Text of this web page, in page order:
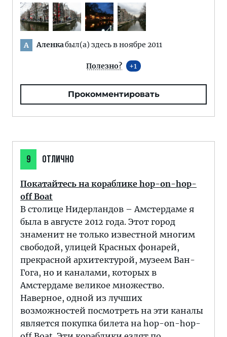
А Аленкабыл(а) здесь в ноябре 2011
Полезно? 1
Прокомментировать
9 ОТЛИЧНО
Покатайтесь на кораблике hop-on-hop-
off Boat
В столице Нидерландов – Амстердаме я
была в августе 2012 года. Этот город
знаменит не только известной многим
свободой, улицей Красных фонарей,
прекрасной архитектурой, музеем Ван-
Гога, но и каналами, которых в
Амстердаме великое множество.
Наверное, одной из лучших
возможностей посмотреть на эти каналы
является покупка билета на hop-on-hop-